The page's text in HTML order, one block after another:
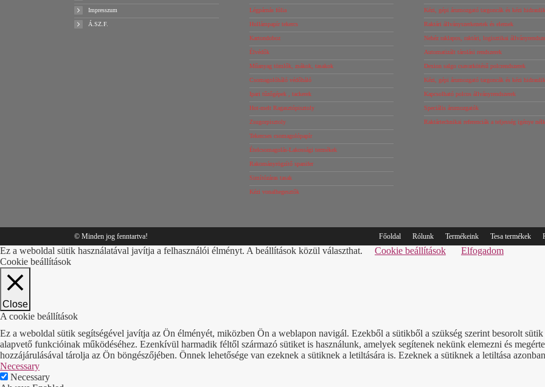
Impresszum
Á.SZ.F.
Légpárnás fólia
Hullámpapír tekercs
Kartondoboz
Élvédők
Műanyag tömlők, zsákok, tasakok
Csomagolóháló védőháló
Ipari tűzőgépek , tackerek
Hot-melt Ragasztópisztoly
Zsugorpisztoly
Tekercses csomagolópapír
Ételcsomagolás-Lakossági termékek
Rakományrögzítő spanifer
Simítózáras tasak
Kézi vonalhegesztők
Kézi, gépi árumozgató targoncák és kézi
Raktári állványszerkezetek és elemek
Nehéz raklapos, raktári, logisztikai
Automatizált tárolási rendszerek
Dexion salgo csavarkötésű polcrendszerek
Kézi, gépi árumozgató targoncák és kézi
Kapcsolható polcos állványrendszerek
Speciális árumozgatók
Raktártechnikai referenciák a teljesség igénye
© Minden jog fenntartva! Főoldal Rólunk Termékeink Tesa termékek
Ez a weboldal sütik használatával javítja a felhasználói élményt. A beállítások közül választhat. Cookie beállítások
Elfogadom
Cookie beállítások
Close
A cookie beállítások
Ez a weboldal sütik segítségével javítja az Ön élményét, miközben Ön a weblapon navigál. Ezekből a sütikből a szükség szerint besorolt
alapvető funkcióinak működéséhez. Ezenkívül harmadik féltől származó sütiket is használunk, amelyek segítenek nekünk elemezni és
hozzájárulásával tárolja az Ön böngészőjében. Önnek lehetősége van ezeknek a sütiknek a letiltására is. Ezeknek a sütiknek a letiltása
Necessary
Necessary